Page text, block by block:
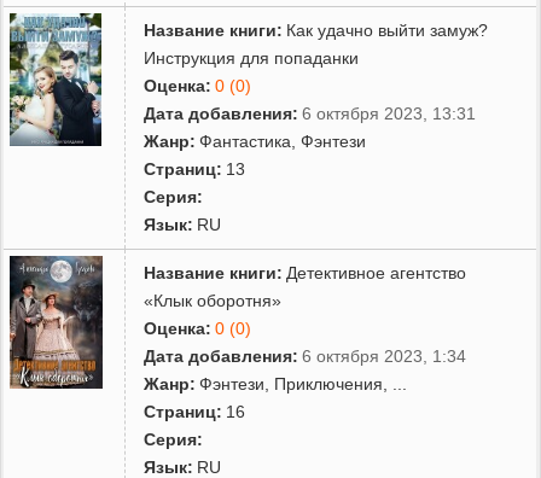
Название книги: Как удачно выйти замуж?
Инструкция для попаданки
Оценка: 0 (0)
Дата добавления: 6 октября 2023, 13:31
Жанр: Фантастика ,Фэнтези
Страниц: 13
Серия:
Язык: RU
Название книги: Детективное агентство
«Клык оборотня»
Оценка: 0 (0)
Дата добавления: 6 октября 2023, 1:34
Жанр: Фэнтези Приключения
Страниц: 16
Серия:
Язык: RU